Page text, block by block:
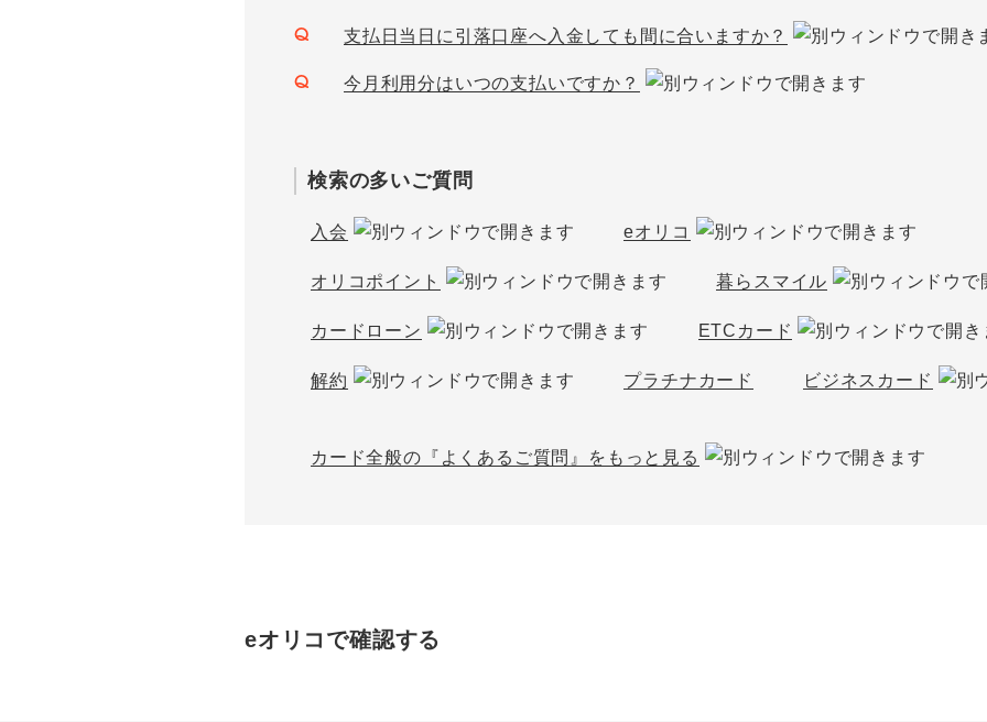
Q 支払日当日に引落口座へ入金しても間に合いますか？
Q 今月利用分はいつの支払いですか？
検索の多いご質問
入会 eオリコ
オリコポイント 暮らスマイル
カードローン ETCカード
解約 プラチナカード ビジネスカード
カード全般の『よくあるご質問』をもっと見る
eオリコで確認する